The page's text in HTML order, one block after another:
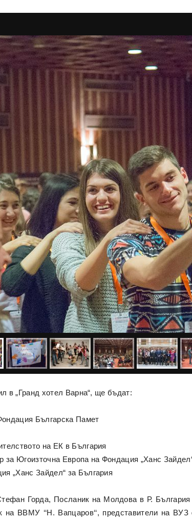
в „Гранд хотел Варна“, ще бъдат:
Българска Памет
на ЕК в България
за Югоизточна Европа на Фондация „Ханс
„Ханс Зайдел“ за България
Горда, Посланик на Молдова в Р.
ВВМУ ‘‘Н. Вапцаров‘‘, представители на